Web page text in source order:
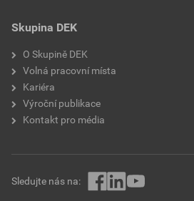
Skupina DEK
O Skupině DEK
Volná pracovní místa
Kariéra
Výroční publikace
Kontakt pro média
Sledujte nás na: